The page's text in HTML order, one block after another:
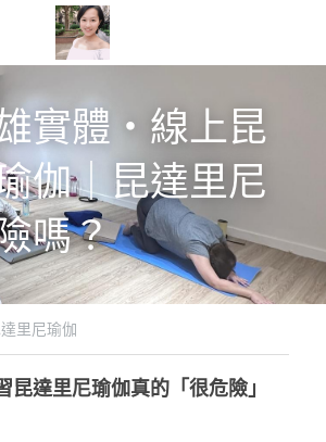
催眠
策略
實體・線上昆
伽｜昆達里尼
嗎？
里尼瑜伽
昆達里尼瑜伽真的「很危險」
商品分類